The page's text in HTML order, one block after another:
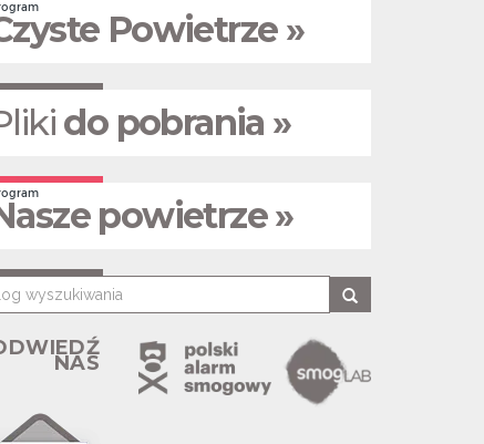
Powietrze »
do pobrania »
powietrze »
NAS